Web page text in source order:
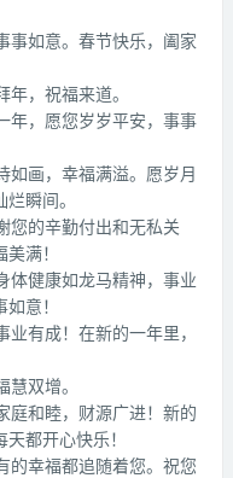
事如意。春节快乐，阖家
，祝福来道。
年，愿您岁岁平安，事事
如画，幸福满溢。愿岁月
瞬间。
您的辛勤付出和无私关
满！
体健康如龙马精神，事业
意！
有成！在新的一年里，
双增。
庭和睦，财源广进！新的
都开心快乐！
的幸福都追随着您。祝您